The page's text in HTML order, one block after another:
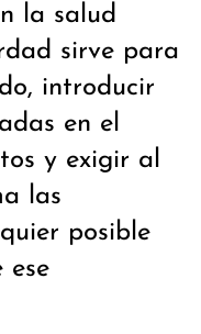
la salud
sirve para
introducir
en el
y exigir al
las
posible
ese